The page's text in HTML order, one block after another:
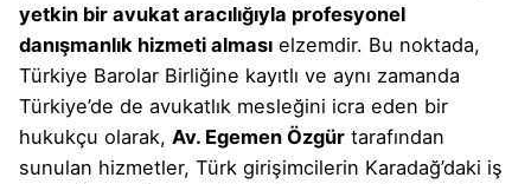
yetkin bir avukat aracılığıyla profesyonel
danışmanlık hizmeti alması elzemdir. Bu noktada,
Türkiye Barolar Birliğine kayıtlı ve aynı zamanda
Türkiye’de de avukatlık mesleğini icra eden bir
hukukçu olarak, Av. Egemen Özgür tarafından
sunulan hizmetler, Türk girişimcilerin Karadağ’daki iş